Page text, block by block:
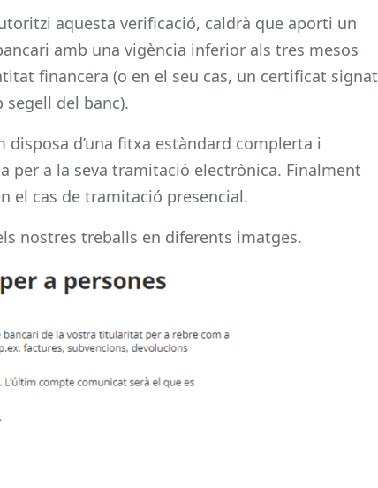
aquesta verificació, caldrà que aporti un
amb una vigència inferior als tres mesos
financera (o en el seu cas, un certificat signat
segell del banc).
d’una fitxa estàndard complerta i
per a la seva tramitació electrònica. Finalment
el cas de tramitació presencial.
nostres treballs en diferents imatges.